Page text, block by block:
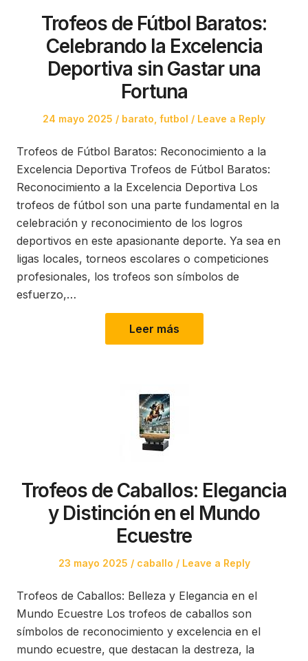
Trofeos de Fútbol Baratos:
Celebrando la Excelencia
Deportiva sin Gastar una
Fortuna
Posted
24 mayo 2025
Posted
barato futbol Leave a Reply
Trofeos de Fútbol Baratos: Reconocimiento a la
Excelencia Deportiva Trofeos de Fútbol Baratos:
Reconocimiento a la Excelencia Deportiva Los
trofeos de fútbol son una parte fundamental en la
celebración y reconocimiento de los logros
deportivos en este apasionante deporte. Ya sea en
ligas locales, torneos escolares o competiciones
profesionales, los trofeos son símbolos de
esfuerzo,…
Leer más
Trofeos de Caballos: Elegancia
y Distinción en el Mundo
Ecuestre
Posted
23 mayo 2025
Posted
caballo Leave a Reply
Trofeos de Caballos: Belleza y Elegancia en el
Mundo Ecuestre Los trofeos de caballos son
símbolos de reconocimiento y excelencia en el
mundo ecuestre, que destacan la destreza, la